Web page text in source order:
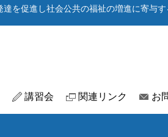
を促進し社会公共の福祉の増進に寄与
講習会 関連リンク お